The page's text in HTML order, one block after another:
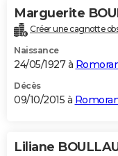
Marguerite
Créer une cagnotte
Naissance
24/05/1927 à
Décès
09/10/2015 à
Liliane